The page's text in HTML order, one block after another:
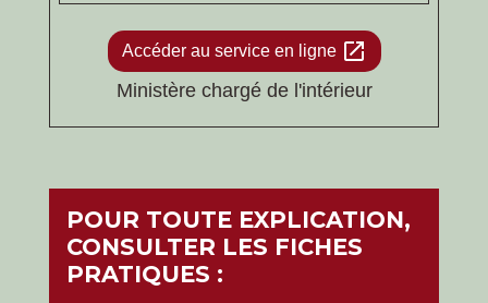
Accéder au service en ligne open_in_new
Ministère chargé de l'intérieur
POUR TOUTE EXPLICATION,
CONSULTER LES FICHES
PRATIQUES :